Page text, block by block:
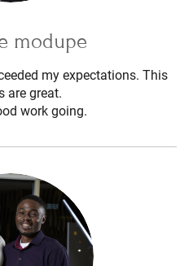
modupe
my expectations. This
are great.
work going.